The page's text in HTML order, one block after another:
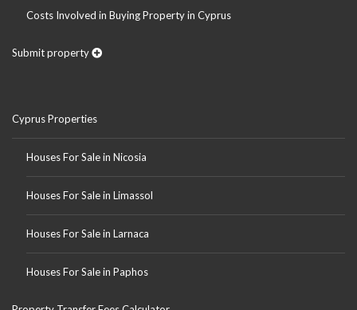
Costs Involved in Buying Property in Cyprus
Submit property
Cyprus Properties
Houses For Sale in Nicosia
Houses For Sale in Limassol
Houses For Sale in Larnaca
Houses For Sale in Paphos